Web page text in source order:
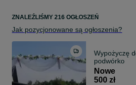
ZNALEŹLIŚMY 216 OGŁOSZEŃ
Jak pozycjonowane są ogłoszenia?
Wypożyczę
podwórko
Nowe
500 zł